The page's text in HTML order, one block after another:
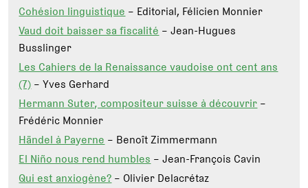
Cohésion linguistique– Editorial, Félicien Monnier
Vaud doit baisser sa fiscalité– Jean-Hugues
Busslinger
Les Cahiers de la Renaissance vaudoise ont cent ans
(7)– Yves Gerhard
Hermann Suter, compositeur suisse à découvrir–
Frédéric Monnier
Händel à Payerne– Benoît Zimmermann
El Niño nous rend humbles– Jean-François Cavin
Qui est anxiogène?– Olivier Delacrétaz